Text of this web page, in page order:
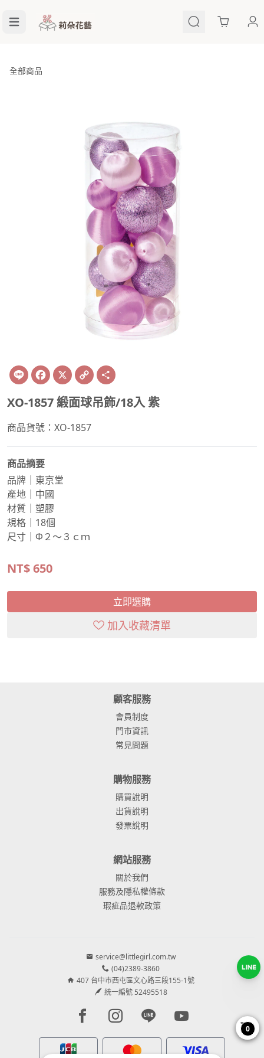
Cart
全部商品
Line Facebook
X Copy
Link
XO-1857 緞面球吊飾/18入 紫
商品貨號：XO-1857
商品摘要
品牌｜東京堂
產地｜中國
材質｜塑膠
規格｜18個
尺寸｜Φ２～３ｃｍ
NT$650
立即選購
加入收藏清單
顧客服務
會員制度
門市資訊
常見問題
購物服務
購買說明
出貨說明
發票說明
網站服務
關於我們
服務及隱私權條款
瑕疵品退款政策
service@littlegirl.com.tw
(04)2389-3860
407 台中市西屯區文心路三段155-1號
統一編號 52495518
Facebook page
Instagram page
Line pageYoutube page
0